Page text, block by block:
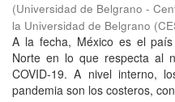
(Universidad de Belgrano -
la Universidad de Belgrano
A la fecha, México es el
Norte en lo que respecta al
COVID-19. A nivel interno,
pandemia son los costeros,